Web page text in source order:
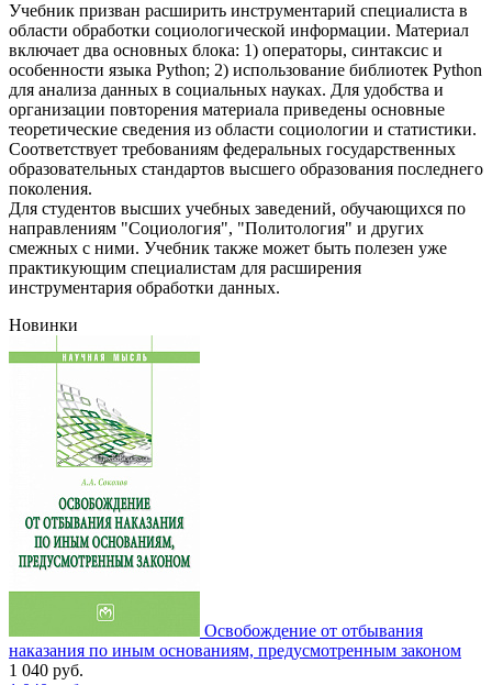
Учебник призван расширить инструментарий специалиста в
области обработки социологической информации. Материал
включает два основных блока: 1) операторы, синтаксис и
особенности языка Python; 2) использование библиотек Python
для анализа данных в социальных науках. Для удобства и
организации повторения материала приведены основные
теоретические сведения из области социологии и статистики.
Соответствует требованиям федеральных государственных
образовательных стандартов высшего образования последнего
поколения.
Для студентов высших учебных заведений, обучающихся по
направлениям "Социология", "Политология" и других
смежных с ними. Учебник также может быть полезен уже
практикующим специалистам для расширения
инструментария обработки данных.
Новинки
Освобождение от отбывания
наказания по иным основаниям, предусмотренным законом
1 040 руб.